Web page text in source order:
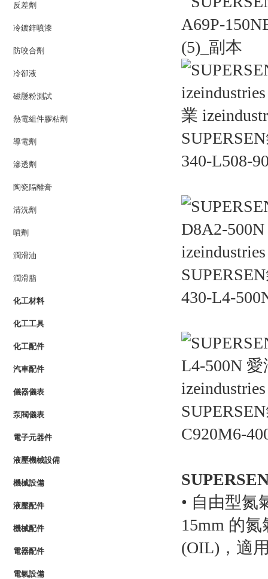
反差劑
冷鍍鋅噴漆
防咬合劑
冷卻液
磁懸粉測試
熱電組件膠粘劑
導電劑
滲透劑
陶瓷隔離膏
清洗劑
噴劑
潤滑油
潤滑脂
化工材料
化工工具
化工配件
汽車配件
儀器儀表
泵閥儀表
電子元器件
液壓機械設備
機械設備
液壓配件
機械配件
電器配件
電氣設備
340-L508-
430-L4-
C920M6-
• 自由型氮
15mm 的
(OIL)，適